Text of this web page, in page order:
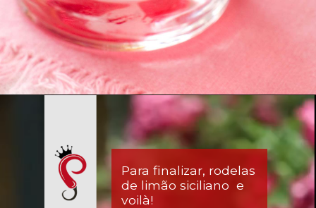
Para finalizar, rodelas
de limão siciliano  e
voilà!